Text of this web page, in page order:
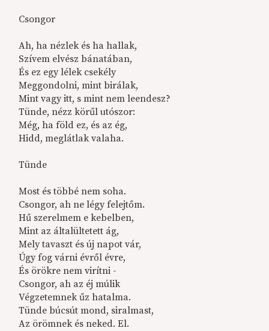
Csongor
Ah, ha nézlek és ha hallak,
Szívem elvész bánatában,
És ez egy lélek csekély
Meggondolni, mint birálak,
Mint vagy itt, s mint nem leendesz?
Tünde, nézz körűl utószor:
Még, ha föld ez, és az ég,
Hidd, meglátlak valaha.
Tünde
Most és többé nem soha.
Csongor, ah ne légy felejtőm.
Hű szerelmem e kebelben,
Mint az általültetett ág,
Mely tavaszt és új napot vár,
Úgy fog várni évről évre,
És örökre nem virítni -
Csongor, ah az éj múlik
Végzetemnek űz hatalma.
Tünde búcsút mond, siralmast,
Az örömnek és neked. El.